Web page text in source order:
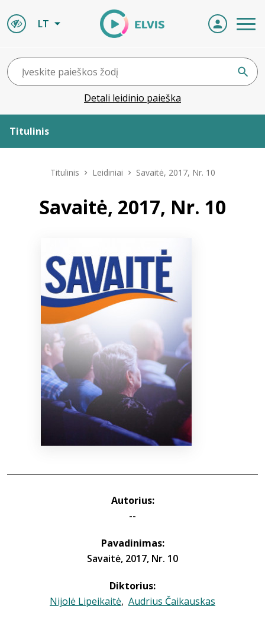
LT
Detali leidinio paieška
Titulinis
Leidiniai
Naujienos
Bibliotekoms
+370 667 80 541
Titulinis Leidiniai Savaitė, 2017, Nr. 10
Savaitė, 2017, Nr. 10
Autorius:
--
Pavadinimas:
Savaitė, 2017, Nr. 10
Diktorius:
Nijolė Lipeikaitė, Audrius Čaikauskas